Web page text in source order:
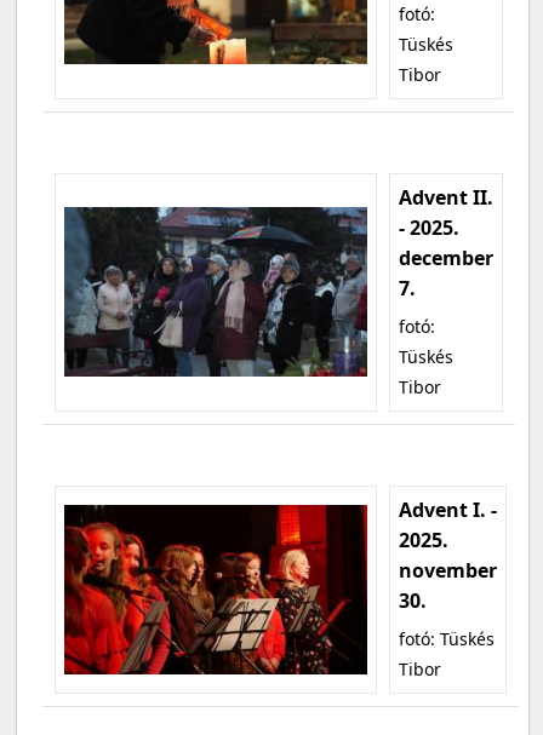
fotó:
Tüskés
Tibor
Advent II.
- 2025.
december
7.
fotó:
Tüskés
Tibor
Advent I. -
2025.
november
30.
fotó: Tüskés
Tibor